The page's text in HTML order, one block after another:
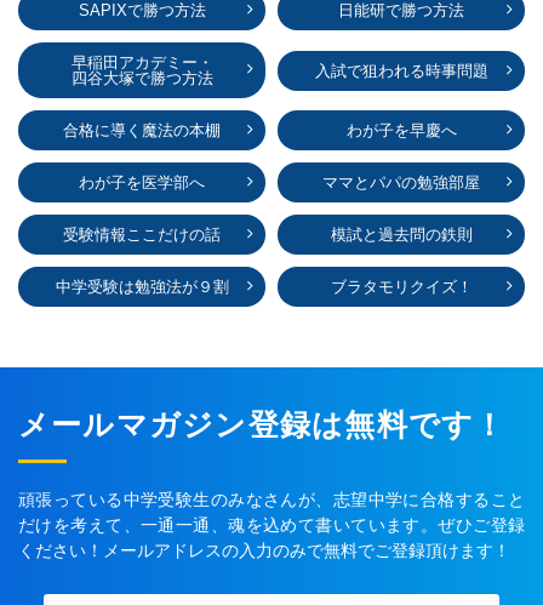
SAPIXで勝つ方法 日能研で勝つ方法
早稲田アカデミー・
四谷大塚で勝つ方法
入試で狙われる時事問題
合格に導く魔法の本棚 わが子を早慶へ
わが子を医学部へ ママとパパの勉強部屋
受験情報ここだけの話 模試と過去問の鉄則
中学受験は勉強法が９割 ブラタモリクイズ！
メールマガジン登録は無料です！
頑張っている中学受験生のみなさんが、志望中学に合格すること
だけを考えて、一通一通、魂を込めて書いています。ぜひご登録
ください！メールアドレスの入力のみで無料でご登録頂けます！